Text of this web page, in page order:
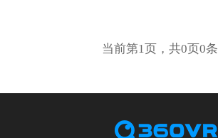
当前第1页，共0页0条